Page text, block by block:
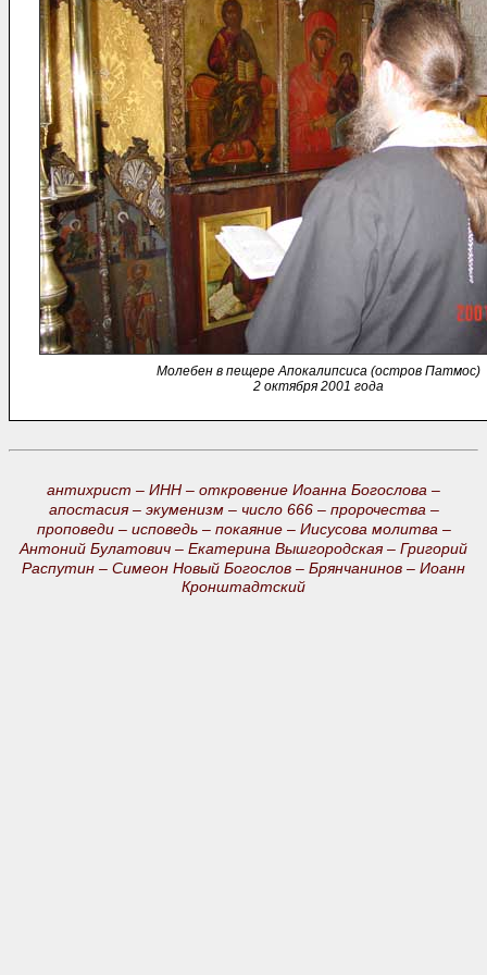
Молебен в пещере Апокалипсиса (остров Патмос)
2 октября 2001 года
антихрист – ИНН – откровение Иоанна Богослова –
апостасия – экуменизм – число 666 – пророчества –
проповеди – исповедь – покаяние – Иисусова молитва –
Антоний Булатович – Екатерина Вышгородская – Григорий
Распутин – Симеон Новый Богослов – Брянчанинов – Иоанн
Кронштадтский